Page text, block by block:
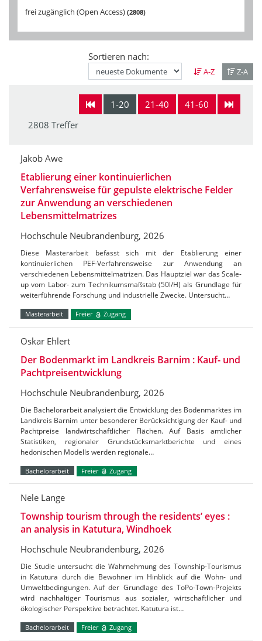
frei zugänglich (Open Access) 2808
Sortieren nach:
A-Z Z-A
1-20 21-40
41-60
2808 Treffer
Jakob Awe
Etablierung einer kontinuierlichen
Verfahrensweise für gepulste elektrische Felder
zur Anwendung an verschiedenen
Lebensmittelmatrizes
Hochschule Neubrandenburg, 2026
Diese Masterarbeit befasst sich mit der Etablierung einer
kontinuierlichen PEF-Verfahrensweise zur Anwendung an
verschiedenen Lebensmittelmatrizen. Das Hauptziel war das Scale-
up vom Labor- zum Technikumsmaßstab (50l/H) als Grundlage für
weiterführende Forschung und industrielle Zwecke. Untersucht…
Masterarbeit Freier Zugang
Oskar Ehlert
Der Bodenmarkt im Landkreis Barnim : Kauf- und
Pachtpreisentwicklung
Hochschule Neubrandenburg, 2026
Die Bachelorarbeit analysiert die Entwicklung des Bodenmarktes im
Landkreis Barnim unter besonderer Berücksichtigung der Kauf- und
Pachtpreise landwirtschaftlicher Flächen. Auf Basis amtlicher
Statistiken, regionaler Grundstücksmarktberichte und eines
hedonischen Modells werden regionale…
Bachelorarbeit Freier Zugang
Nele Lange
Township tourism through the residents’ eyes :
an analysis in Katutura, Windhoek
Hochschule Neubrandenburg, 2026
Die Studie untersucht die Wahrnehmung des Township-Tourismus
in Katutura durch die Bewohner im Hinblick auf die Wohn- und
Umweltbedingungen. Auf der Grundlage des ToPo-Town-Projekts
wird nachhaltiger Tourismus aus sozialer, wirtschaftlicher und
ökologischer Perspektive betrachtet. Katutura ist…
Bachelorarbeit Freier Zugang